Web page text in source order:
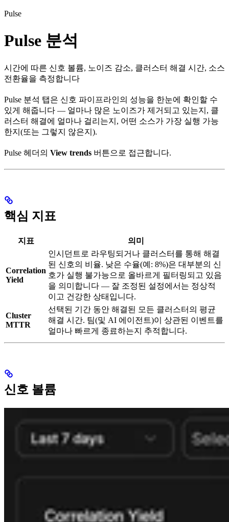
Pulse
Pulse 분석
시간에 따른 신호 볼륨, 노이즈 감소, 클러스터 해결 시간, 소스
전환율을 측정합니다
Pulse 분석 탭은 신호 파이프라인의 성능을 한눈에 확인할 수
있게 해줍니다 — 얼마나 많은 노이즈가 제거되고 있는지, 클
러스터 해결에 얼마나 걸리는지, 어떤 소스가 가장 실행 가능
한지(또는 그렇지 않은지).
Pulse 헤더의 View trends 버튼으로 접근합니다.
핵심 지표
지표 의미
Correlation
Yield
인시던트로 라우팅되거나 클러스터를 통해 해결
된 신호의 비율. 낮은 수율(예: 8%)은 대부분의 신
호가 실행 불가능으로 올바르게 필터링되고 있음
을 의미합니다 — 잘 조정된 설정에서는 정상적
이고 건강한 상태입니다.
Cluster
MTTR
선택된 기간 동안 해결된 모든 클러스터의 평균
해결 시간. 팀(및 AI 에이전트)이 상관된 이벤트를
얼마나 빠르게 종료하는지 추적합니다.
신호 볼륨